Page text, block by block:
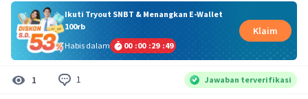
Ikuti Tryout SNBT & Menangkan E-Wallet
100rb
Habis dalam
00 :00 :29 :48
Klaim
1 1 Jawaban terverifikasi